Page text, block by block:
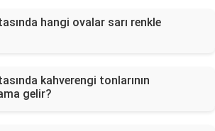
hangi ovalar sarı renkle
kahverengi tonlarının
gelir?